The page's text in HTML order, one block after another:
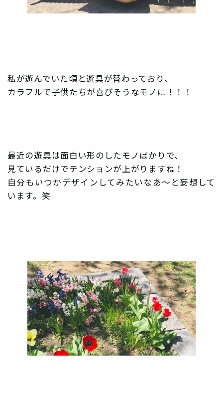
私が遊んでいた頃と遊具が替わっており、
カラフルで子供たちが喜びそうなモノに！！！
最近の遊具は面白い形のしたモノばかりで、
見ているだけでテンションが上がりますね！
自分もいつかデザインしてみたいなあ〜と妄想して
います。笑